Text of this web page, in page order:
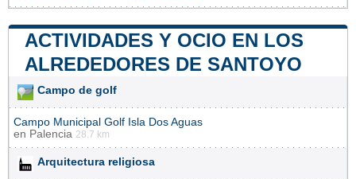
ACTIVIDADES Y OCIO EN LOS
ALREDEDORES DE SANTOYO
Campo de golf
Campo Municipal Golf Isla Dos Aguas
en Palencia 28.7 km
Arquitectura religiosa